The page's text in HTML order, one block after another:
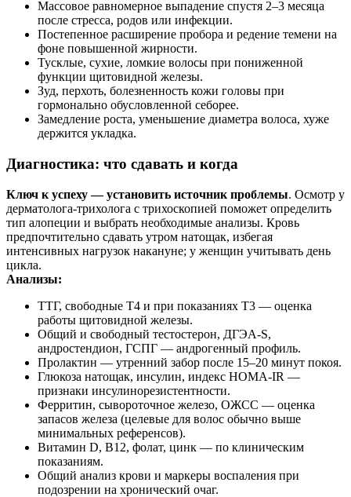
Массовое равномерное выпадение спустя 2–3 месяца
после стресса, родов или инфекции.
Постепенное расширение пробора и редение темени на
фоне повышенной жирности.
Тусклые, сухие, ломкие волосы при пониженной
функции щитовидной железы.
Зуд, перхоть, болезненность кожи головы при
гормонально обусловленной себорее.
Замедление роста, уменьшение диаметра волоса, хуже
держится укладка.
Диагностика: что сдавать и когда
Ключ к успеху — установить источник проблемы. Осмотр у
дерматолога‑трихолога с трихоскопией поможет определить
тип алопеции и выбрать необходимые анализы. Кровь
предпочтительно сдавать утром натощак, избегая
интенсивных нагрузок накануне; у женщин учитывать день
цикла.
Анализы:
ТТГ, свободные Т4 и при показаниях Т3 — оценка
работы щитовидной железы.
Общий и свободный тестостерон, ДГЭА‑S,
андростендион, ГСПГ — андрогенный профиль.
Пролактин — утренний забор после 15–20 минут покоя.
Глюкоза натощак, инсулин, индекс HOMA‑IR —
признаки инсулинорезистентности.
Ферритин, сывороточное железо, ОЖСС — оценка
запасов железа (целевые для волос обычно выше
минимальных референсов).
Витамин D, В12, фолат, цинк — по клиническим
показаниям.
Общий анализ крови и маркеры воспаления при
подозрении на хронический очаг.